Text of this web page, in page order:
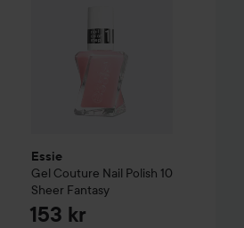
Essie
Gel Couture Nail Polish 10
Sheer Fantasy
153 kr